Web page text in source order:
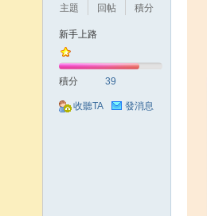
主題
回帖
積分
新手上路
積分 39
收聽TA 發消息